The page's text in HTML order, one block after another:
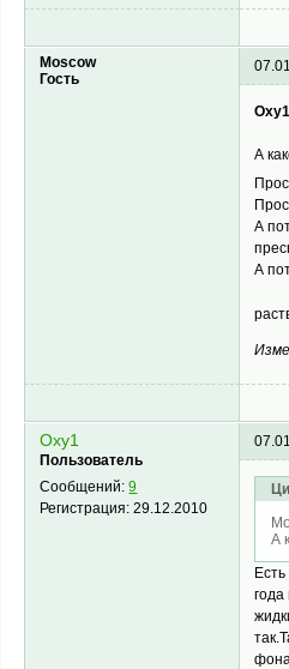
Moscow
Гость
А
А
А
Oxy1
Пользователь
Сообщений:9
Регистрация:29.12.2010
А